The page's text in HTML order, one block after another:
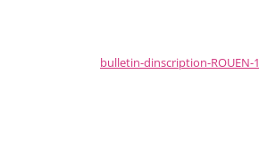
bulletin-dinscription-ROUEN-1